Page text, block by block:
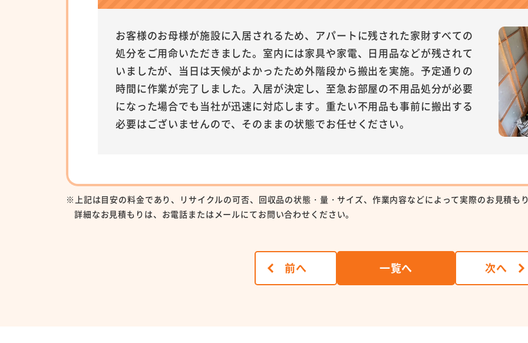
お客様のお母様が施設に入居されるため、アパートに残された家財すべての
処分をご用命いただきました。室内には家具や家電、日用品などが残されて
いましたが、当日は天候がよかったため外階段から搬出を実施。予定通りの
時間に作業が完了しました。入居が決定し、至急お部屋の不用品処分が必要
になった場合でも当社が迅速に対応します。重たい不用品も事前に搬出する
必要はございませんので、そのままの状態でお任せください。
※上記は目安の料金であり、リサイクルの可否、回収品の状態・量・サイズ、作業内容などによって実際のお見積もり
詳細なお見積もりは、お電話またはメールにてお問い合わせください。
前へ 一覧へ 次へ